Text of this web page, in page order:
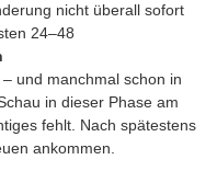
nicht überall sofort
24–48
und manchmal schon in
in dieser Phase am
fehlt. Nach spätestens
ankommen.